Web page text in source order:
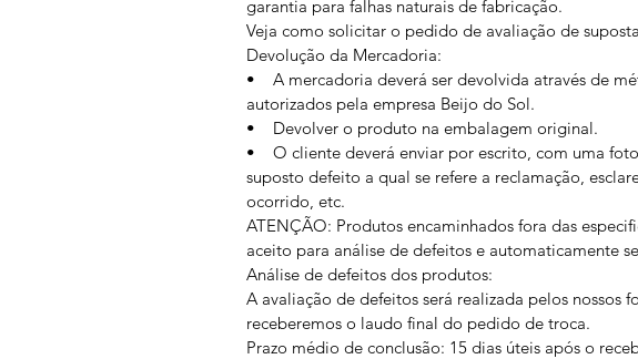
garantia para falhas naturais de fabricação.
Veja como solicitar o pedido de avaliação de
Devolução da Mercadoria:
• A mercadoria deverá ser devolvida através de
autorizados pela empresa Beijo do Sol.
• Devolver o produto na embalagem original.
• O cliente deverá enviar por escrito, com uma
suposto defeito a qual se refere a reclamação,
ocorrido, etc.
ATENÇÃO: Produtos encaminhados fora das
aceito para análise de defeitos e automaticamente
Análise de defeitos dos produtos:
A avaliação de defeitos será realizada pelos nossos
receberemos o laudo final do pedido de troca.
Prazo médio de conclusão: 15 dias úteis após o